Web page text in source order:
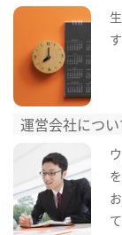
運営会社につい